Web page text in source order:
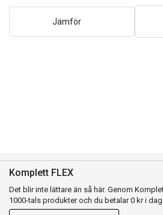
Jämför
Komplett FLEX
Det blir inte lättare än så här. Genom
1000-tals produkter och du betalar 0 kr i